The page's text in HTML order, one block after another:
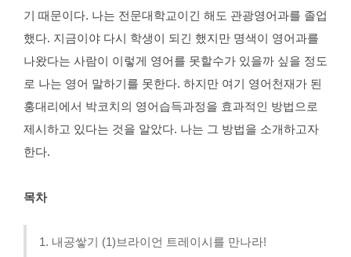
기 때문이다. 나는 전문대학교이긴 해도 관광영어과를 졸업
했다. 지금이야 다시 학생이 되긴 했지만 명색이 영어과를
나왔다는 사람이 이렇게 영어를 못할수가 있을까 싶을 정도
로 나는 영어 말하기를 못한다. 하지만 여기 영어천재가 된
홍대리에서 박코치의 영어습득과정을 효과적인 방법으로
제시하고 있다는 것을 알았다. 나는 그 방법을 소개하고자
한다.
목차
1. 내공쌓기 (1)브라이언 트레이시를 만나라!